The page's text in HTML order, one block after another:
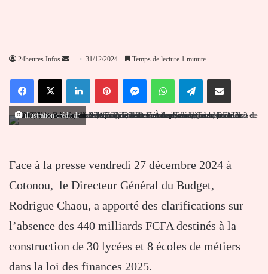
24heures Infos
Envoyer
courriel
31/12/2024 Temps de lecture 1 minute
FacebookX LinkedinPinterestMessengerWhatsAppTelegramPartager par email
illustration crédit dr
Face à la presse vendredi 27 décembre 2024 à
Cotonou, le Directeur Général du Budget,
Rodrigue Chaou, a apporté des clarifications sur
l’absence des 440 milliards FCFA destinés à la
construction de 30 lycées et 8 écoles de métiers
dans la loi des finances 2025.